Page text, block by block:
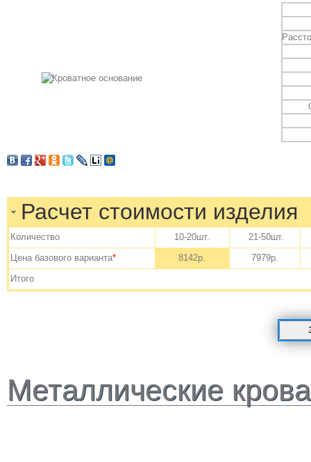
Расчет стоимости изделия
Количество 10-20шт.
21-50шт.
Цена базового варианта* 8142р.
7979р.
Итого
Металлические